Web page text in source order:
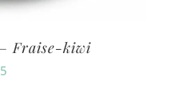
Fraise-kiwi